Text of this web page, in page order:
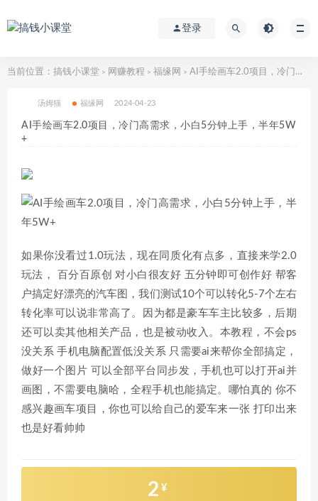
登录
当前位置： 搞钱小课堂 > 网赚教程 > 福缘网 > AI手绘画车2.0项目，冷门高需求，小白5分钟上手，半年5W+
汤姆猫 福缘网 2024-04-23
AI手绘画车2.0项目，冷门高需求，小白5分钟上手，半年5W
+
如果你没看过1.0玩法，现在同质化有点多，直接来学2.0
玩法， 百分百原创 对小白很友好 五分钟即可创作好 帮客
户搞定好漂亮的汽车图，我们测试10个可以转化5-7个左右
转化率可以说非常高了。因为都是豪车车主比较多，后期
还可以卖其他相关产品，也是被动收入。本教程，不会ps
没关系 手机电脑配置低没关系 只需要ai来帮你全部搞定，
做好一个图片 可以全部平台同步发，手机也可以打开ai并
画图，不需要电脑哈，全程手机也能搞定。哪怕真的 你不
感兴趣画车项目，你也可以给自己的爱车来一张 打印出来
也是好看帅帅
2 ¥